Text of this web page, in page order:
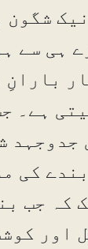
شگون
ہی سے
بارانِ
ہے۔
جدوجہد
کی
کہ جب
اور